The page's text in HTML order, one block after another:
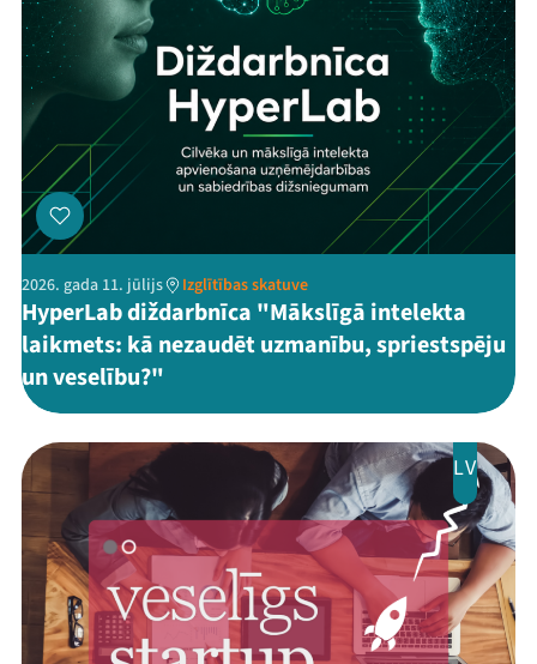
2026. gada 11. jūlijs Izglītības skatuve
HyperLab diždarbnīca "Mākslīgā intelekta
laikmets: kā nezaudēt uzmanību, spriestspēju
un veselību?"
LV